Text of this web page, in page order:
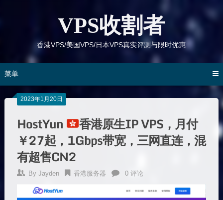
VPS收割者
香港VPS/美国VPS/日本VPS真实评测与限时优惠
菜单
2023年1月20日
HostYun
香港原生IP VPS，月付
￥27起，1Gbps带宽，三网直连，混
有超售CN2
By Jayden 香港服务器 0 评论